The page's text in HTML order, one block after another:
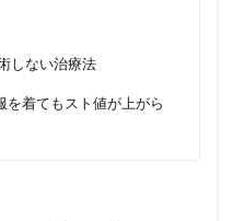
しない治療法
を着てもスト値が上がら